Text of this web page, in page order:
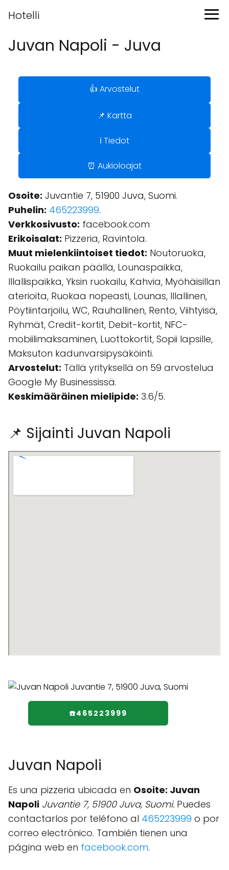
Hotelli
Juvan Napoli - Juva
👍 Arvostelut
📌 Kartta
ℹ️ Tiedot
⏰ Aukioloajat
Osoite: Juvantie 7, 51900 Juva, Suomi.
Puhelin: 465223999.
Verkkosivusto: facebook.com
Erikoisalat: Pizzeria, Ravintola.
Muut mielenkiintoiset tiedot: Noutoruoka,
Ruokailu paikan päällä, Lounaspaikka,
Illallispaikka, Yksin ruokailu, Kahvia, Myöhäisillan
aterioita, Ruokaa nopeasti, Lounas, Illallinen,
Pöytiintarjoilu, WC, Rauhallinen, Rento, Viihtyisä,
Ryhmät, Credit-kortit, Debit-kortit, NFC-
mobiilimaksaminen, Luottokortit, Sopii lapsille,
Maksuton kadunvarsipysäköinti.
Arvostelut: Tällä yrityksellä on 59 arvostelua
Google My Businessissä.
Keskimääräinen mielipide: 3.6/5.
📌 Sijainti Juvan Napoli
☎️465223999
Juvan Napoli
Es una pizzeria ubicada en Osoite: Juvan
Napoli Juvantie 7, 51900 Juva, Suomi. Puedes
contactarlos por teléfono al 465223999 o por
correo electrónico. También tienen una
página web en facebook.com.